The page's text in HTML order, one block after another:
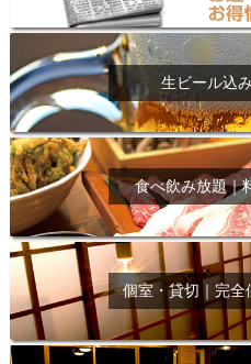
生ビール込
食べ飲み放題｜
個室・貸切｜完全